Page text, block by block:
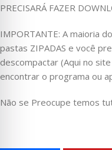
PRECISARÁ FAZER
IMPORTANTE: A maioria
pastas ZIPADAS e você
descompactar (Aqui no
encontrar o programa ou
Não se Preocupe temos